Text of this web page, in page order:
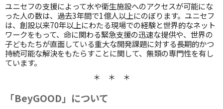
ユニセフの支援によって水や衛生施設へのアクセスが可能にな
った人の数は、過去3年間で1億人以上にのぼります。ユニセフ
は、創設以来70年以上にわたる現場での経験と世界的なネット
ワークをもって、命に関わる緊急支援の迅速な提供や、世界の
子どもたちが直面している重大な開発課題に対する長期的かつ
持続可能な解決をもたらすことに関して、無類の専門性を有し
ています。
＊ ＊ ＊
「BeyGOOD」について